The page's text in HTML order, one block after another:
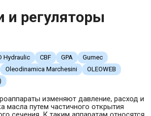
и регуляторы
Hydraulic CBF GPA
Gumec
Oleodinamica Marchesini
OLEOWEB
изменяют давление, расход и
масла путем частичного открытия